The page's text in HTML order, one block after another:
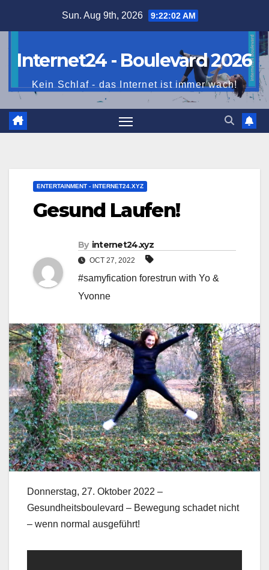
Sun. Aug 9th, 2026 9:22:03 AM
Internet24 - Boulevard 2026
Kein Schlaf - das Internet ist immer wach!
ENTERTAINMENT - INTERNET24.XYZ
Gesund Laufen!
By internet24.xyz
OCT 27, 2022
#samyfication forestrun with Yo &
Yvonne
Donnerstag, 27. Oktober 2022 –
Gesundheitsboulevard – Bewegung schadet nicht
– wenn normal ausgeführt!